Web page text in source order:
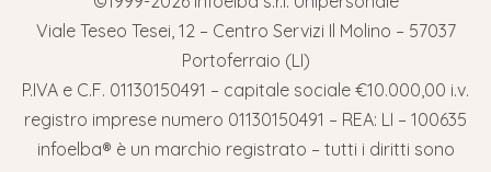
Viale Teseo Tesei, 12 – Centro Servizi Il Molino – 57037
Portoferraio (LI)
P.IVA e C.F. 01130150491 – capitale sociale €10.000,00 i.v.
registro imprese numero 01130150491 – REA: LI – 100635
infoelba® è un marchio registrato – tutti i diritti sono